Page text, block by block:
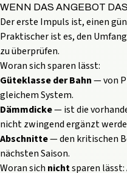
WENN DAS ANGEBOT
Der erste Impuls ist, einen
Praktischer ist es, den
zu überprüfen.
Woran sich sparen lässt:
Güteklasse der Bahn— von
gleichem System.
Dämmdicke— ist die
nicht zwingend ergänzt
Abschnitte— den kritischen
nächsten Saison.
Woran sich nichtsparen